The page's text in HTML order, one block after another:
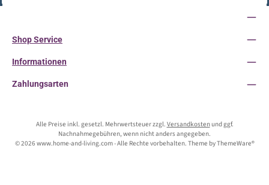
Shop Service
Informationen
Zahlungsarten
Alle Preise inkl. gesetzl. Mehrwertsteuer zzgl. Versandkostenund ggf.
Nachnahmegebühren, wenn nicht anders angegeben.
© 2026 www.home-and-living.com - Alle Rechte vorbehalten. Theme byThemeWare®